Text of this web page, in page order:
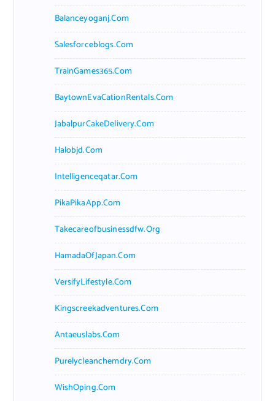
Balanceyoganj.com
Salesforceblogs.com
TrainGames365.com
BaytownEvaCationRentals.com
JabalpurCakeDelivery.com
Halobjd.com
Intelligenceqatar.com
PikaPikaApp.com
Takecareofbusinessdfw.org
HamadaOfJapan.com
VersifyLifestyle.com
Kingscreekadventures.com
Antaeuslabs.com
Purelycleanchemdry.com
WishOping.com